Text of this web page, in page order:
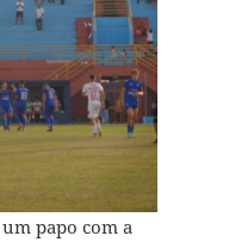
papo com a